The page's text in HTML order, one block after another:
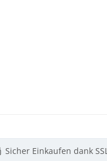
Sicher Einkaufen dank SSL